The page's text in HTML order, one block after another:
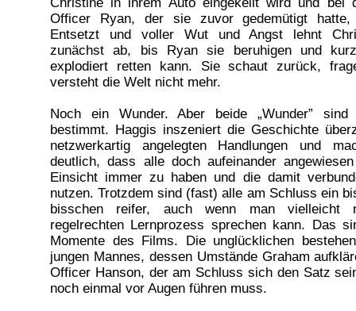
Officer Ryan, der sie zuvor gedemütigt
Entsetzt und voller Wut und Angst lehnt
zunächst ab, bis Ryan sie beruhigen und
explodiert retten kann. Sie schaut zurück,
versteht die Welt nicht mehr.
Noch ein Wunder. Aber beide „Wunder”
bestimmt. Haggis inszeniert die Geschichte
netzwerkartig angelegten Handlungen und
deutlich, dass alle doch aufeinander
Einsicht immer zu haben und die damit
nutzen. Trotzdem sind (fast) alle am Schluss ein
bisschen reifer, auch wenn man vielleicht
regelrechten Lernprozess sprechen kann. Das
Momente des Films. Die unglücklichen
jungen Mannes, dessen Umstände Graham
Officer Hanson, der am Schluss sich den Satz
noch einmal vor Augen führen muss.